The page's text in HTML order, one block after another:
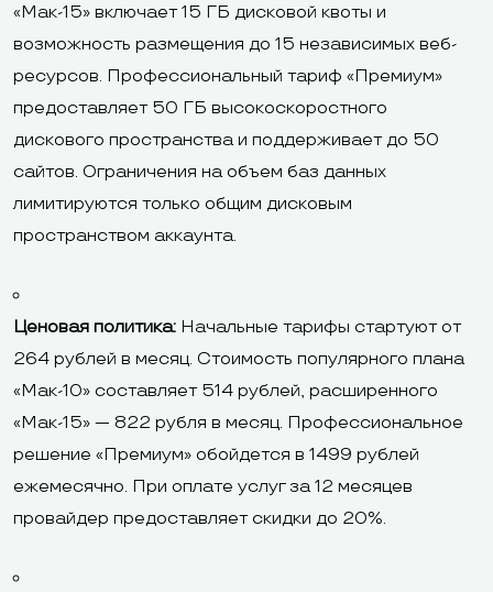
«Мак-15» включает 15 ГБ дисковой квоты и
возможность размещения до 15 независимых веб-
ресурсов. Профессиональный тариф «Премиум»
предоставляет 50 ГБ высокоскоростного
дискового пространства и поддерживает до 50
сайтов. Ограничения на объем баз данных
лимитируются только общим дисковым
пространством аккаунта.
Ценовая политика: Начальные тарифы стартуют от
264 рублей в месяц. Стоимость популярного плана
«Мак-10» составляет 514 рублей, расширенного
«Мак-15» — 822 рубля в месяц. Профессиональное
решение «Премиум» обойдется в 1499 рублей
ежемесячно. При оплате услуг за 12 месяцев
провайдер предоставляет скидки до 20%.